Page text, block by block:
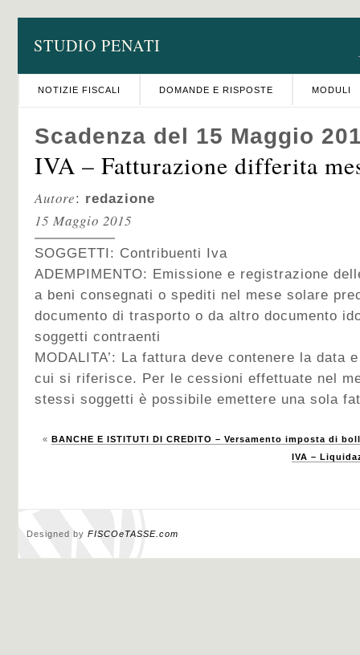
STUDIO PENATI
NOTIZIE FISCALI DOMANDE E RISPOSTE MODULI
Scadenza del 15 Maggio
IVA – Fatturazione differita
Autore: redazione
15 Maggio 2015
SOGGETTI: Contribuenti Iva
ADEMPIMENTO: Emissione e registrazione
a beni consegnati o spediti nel mese solare
documento di trasporto o da altro documento
soggetti contraenti
MODALITA’: La fattura deve contenere la data
cui si riferisce. Per le cessioni effettuate nel
stessi soggetti è possibile emettere una sola
« BANCHE E ISTITUTI DI CREDITO – Versamento imposta di
IVA –
Designed by FISCOeTASSE.com